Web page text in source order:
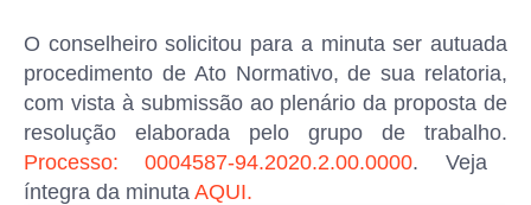
O conselheiro solicitou para a minuta ser autuada
procedimento de Ato Normativo, de sua relatoria,
com vista à submissão ao plenário da proposta de
resolução elaborada pelo grupo de trabalho.
Processo: 0004587-94.2020.2.00.0000. Veja
íntegra da minuta AQUI.